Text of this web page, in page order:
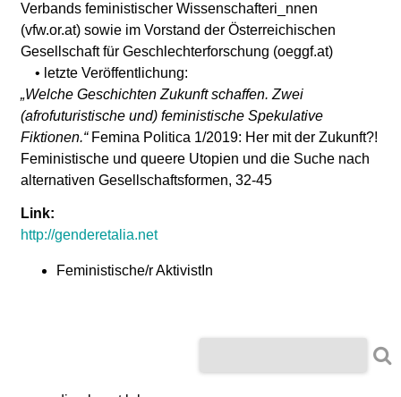
a
b
o
Verbands feministischer Wissenschafteri_nnen
(vfw.or.at) sowie im Vorstand der Österreichischen
Gesellschaft für Geschlechterforschung (oeggf.at)
• letzte Veröffentlichung:
„Welche Geschichten Zukunft schaffen. Zwei
(afrofuturistische und) feministische Spekulative
Fiktionen.“Femina Politica 1/2019: Her mit der Zukunft?!
Feministische und queere Utopien und die Suche nach
alternativen Gesellschaftsformen, 32-45
Link:
http://genderetalia.net
Feministische/r AktivistIn